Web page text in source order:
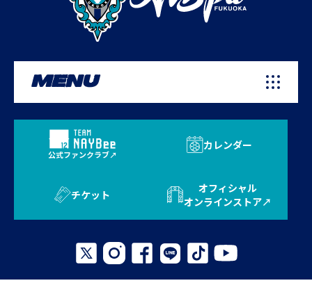
MENU
公式ファンクラブ
カレンダー
チケット
オフィシャル
オンラインストア